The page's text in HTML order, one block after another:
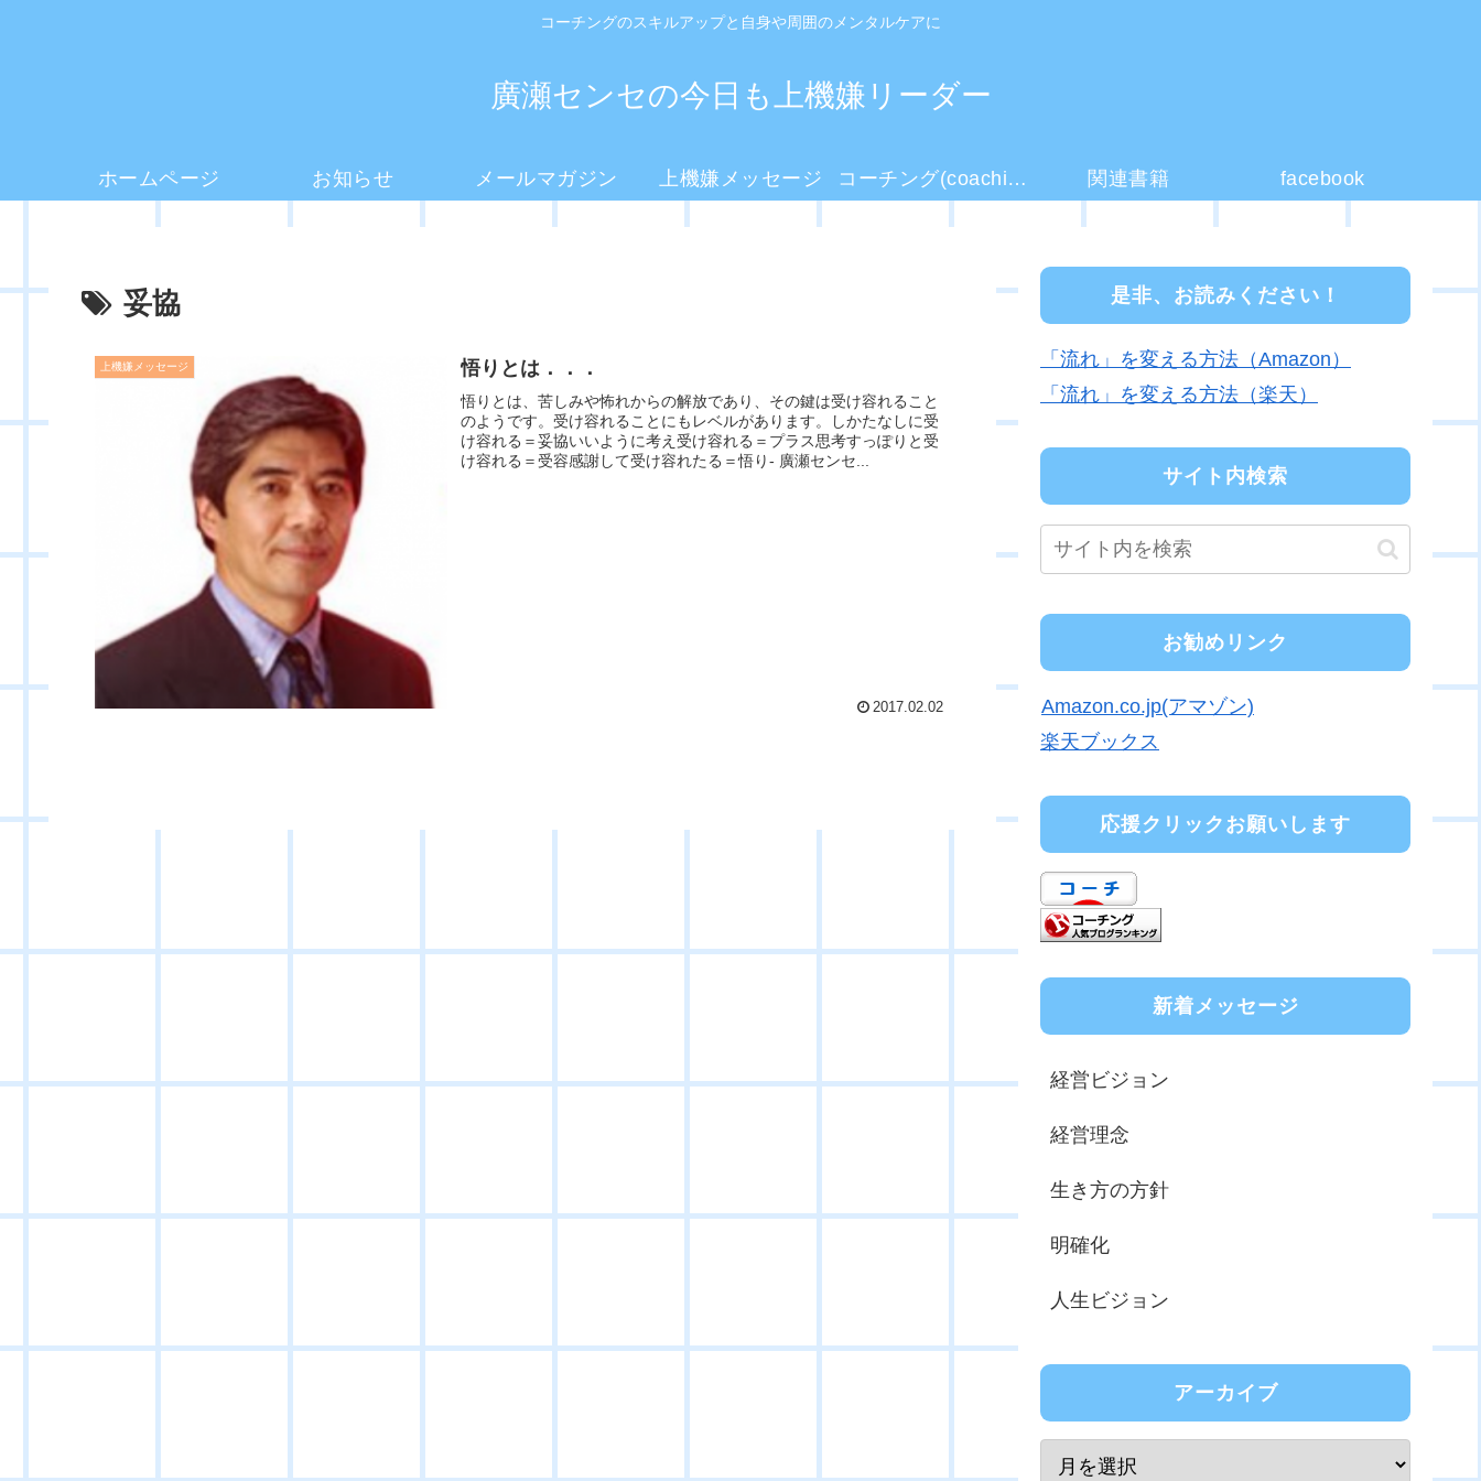
コーチングのスキルアップと自身や周囲のメンタルケアに
廣瀬センセの今日も上機嫌リーダー
ホームページ お知らせ メールマガジン 上機嫌メッセージ コーチング(coaching)とは？ 関連書籍 facebook
妥協
上機嫌メッセージ 悟りとは．．．
悟りとは、苦しみや怖れからの解放であり、その鍵は受け容れること
のようです。受け容れることにもレベルがあります。しかたなしに受
け容れる＝妥協いいように考え受け容れる＝プラス思考すっぽりと受
け容れる＝受容感謝して受け容れたる＝悟り- 廣瀬センセ...
2017.02.02
是非、お読みください！
「流れ」を変える方法（Amazon）
「流れ」を変える方法（楽天）
サイト内検索
お勧めリンク
Amazon.co.jp(アマゾン)
楽天ブックス
応援クリックお願いします
新着メッセージ
経営ビジョン
経営理念
生き方の方針
明確化
人生ビジョン
アーカイブ